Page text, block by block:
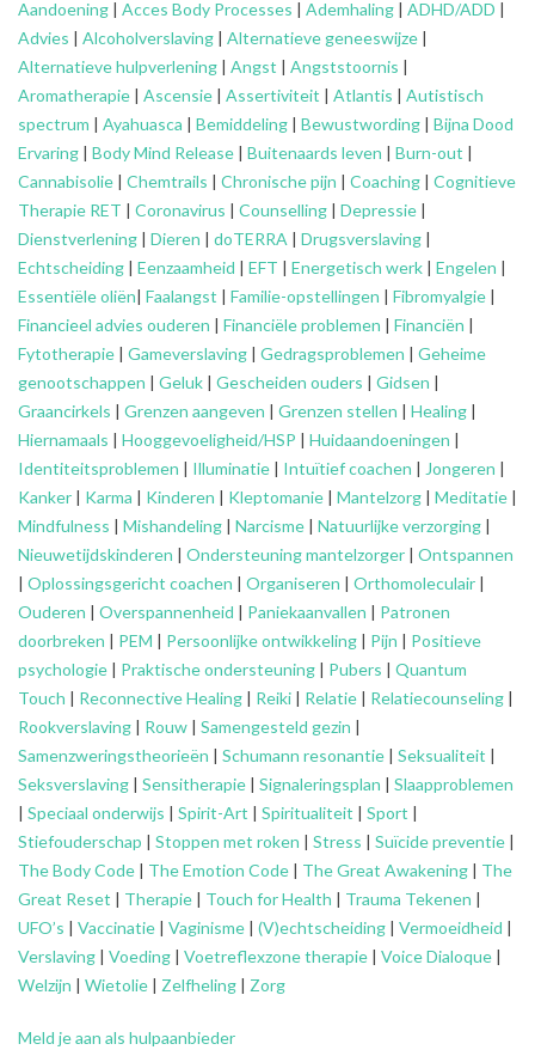
Aandoening | Acces Body Processes | Ademhaling | ADHD/ADD |
Advies | Alcoholverslaving | Alternatieve geneeswijze |
Alternatieve hulpverlening | Angst | Angststoornis |
Aromatherapie | Ascensie | Assertiviteit | Atlantis | Autistisch
spectrum | Ayahuasca | Bemiddeling | Bewustwording | Bijna Dood
Ervaring | Body Mind Release | Buitenaards leven | Burn-out |
Cannabisolie | Chemtrails | Chronische pijn | Coaching | Cognitieve
Therapie RET | Coronavirus | Counselling | Depressie |
Dienstverlening | Dieren | doTERRA | Drugsverslaving |
Echtscheiding | Eenzaamheid | EFT | Energetisch werk | Engelen |
Essentiële oliën| Faalangst | Familie-opstellingen | Fibromyalgie |
Financieel advies ouderen | Financiële problemen | Financiën |
Fytotherapie | Gameverslaving | Gedragsproblemen | Geheime
genootschappen | Geluk | Gescheiden ouders | Gidsen |
Graancirkels | Grenzen aangeven | Grenzen stellen | Healing |
Hiernamaals | Hooggevoeligheid/HSP | Huidaandoeningen |
Identiteitsproblemen | Illuminatie | Intuïtief coachen | Jongeren |
Kanker | Karma | Kinderen | Kleptomanie | Mantelzorg | Meditatie |
Mindfulness | Mishandeling | Narcisme | Natuurlijke verzorging |
Nieuwetijdskinderen | Ondersteuningmantelzorger | Ontspannen
| Oplossingsgericht coachen | Organiseren | Orthomoleculair |
Ouderen | Overspannenheid | Paniekaanvallen | Patronen
doorbreken | PEM | Persoonlijke ontwikkeling | Pijn | Positieve
psychologie | Praktische ondersteuning | Pubers | Quantum
Touch | Reconnective Healing | Reiki | Relatie | Relatiecounseling |
Rookverslaving | Rouw | Samengesteld gezin |
Samenzweringstheorieën | Schumann resonantie | Seksualiteit |
Seksverslaving | Sensitherapie | Signaleringsplan | Slaapproblemen
| Speciaal onderwijs | Spirit-Art | Spiritualiteit | Sport |
Stiefouderschap | Stoppen met roken | Stress | Suïcide preventie |
The Body Code | The Emotion Code | The Great Awakening | The
Great Reset | Therapie | Touch for Health | Trauma Tekenen |
UFO’s | Vaccinatie | Vaginisme | (V)echtscheiding | Vermoeidheid |
Verslaving | Voeding | Voetreflexzone therapie | Voice Dialoque |
Welzijn | Wietolie | Zelfheling | Zorg
Meld je aan als hulpaanbieder